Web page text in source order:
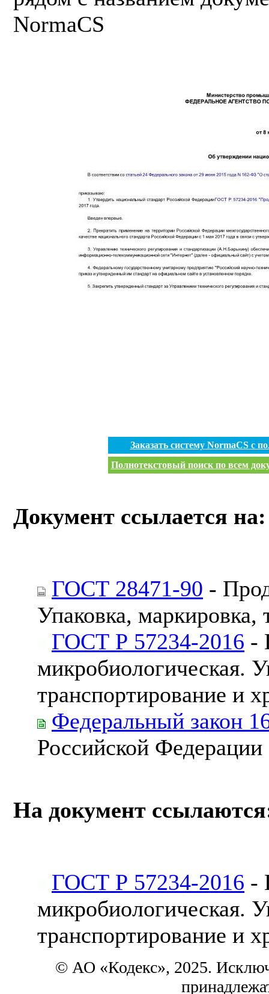
NormaCS
Заказать систему NormaCS с
Полнотекстовый поиск по всем
Документ ссылается на:
ГОСТ 28471-90 -
Упаковка, маркировка,
ГОСТ Р 57234-2016 -
микробиологическая.
транспортирование и
Федеральный закон
Российской Федерации
На документ
ГОСТ Р 57234-2016 -
микробиологическая.
транспортирование и
© АО «Кодекс», 2025.